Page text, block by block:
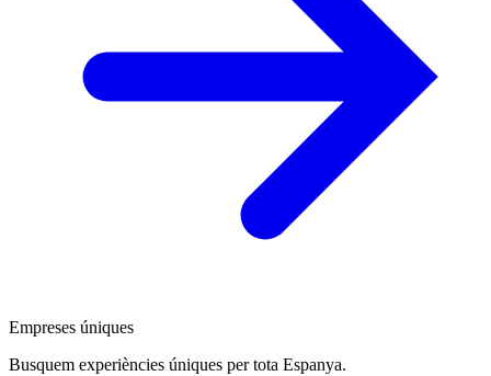
Empreses úniques
Busquem experiències úniques per tota Espanya.